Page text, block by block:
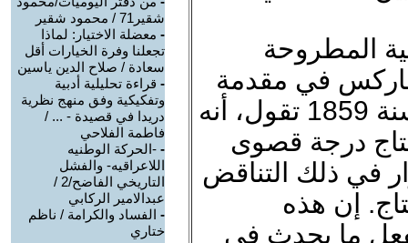
المطروحة
في مقدمة
نقده للاقتصاد السياسي الصادر سنة 1859 تقول، أنه
درجة قصوى
في ذلك التناقض
إن هذه
ما يحدث في
شقير71 / محمود شقير
- معضلة الاختيار: لماذا
تجعلنا وفرة الخيارات أقل
سعادة / صلاح الدين ياسين
- قراءة تحليلية أدبية
وتفكيكية وفق منهج نظرية
دريدا في قصيدة - ... /
فاطمة الفلاحي
- -الحركة الوطنيه
اللاعراقيه- والفشل
التاريخي الفاضح/2 /
عبدالامير الركابي
- الفساد والكرامة / ناظم
ختاري